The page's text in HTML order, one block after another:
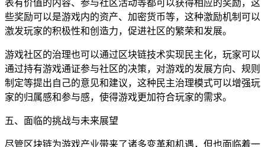
表有价值的内容、参与社区活动等都可以获得相应的奖励，这
些奖励可以是游戏内的资产、加密货币等，这种激励机制可以
激发玩家的积极性和创造力，促进社区的繁荣和发展。
游戏社区的治理也可以通过区块链技术实现民主化，玩家可以
通过持有游戏通证参与社区的决策，对游戏的发展方向、规则
制定等提出自己的意见和建议，这种民主治理模式可以增强玩
家的归属感和参与感，使得游戏更加符合玩家的需求。
五、面临的挑战与未来展望
尽管区块链为游戏产业带来了诸多变革和机遇，但也面临着一